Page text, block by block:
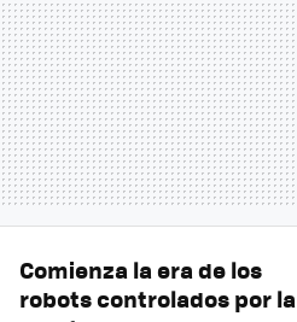
Comienza la era de los
robots controlados por la